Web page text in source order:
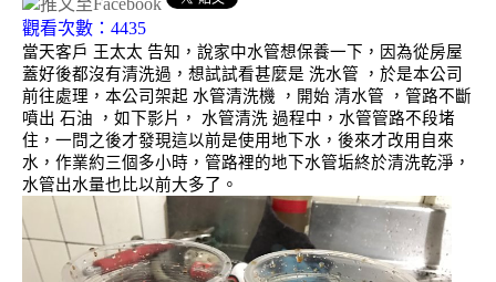
觀看次數：4435
當天客戶 王太太 告知，說家中水管想保養一下，因為從房屋
蓋好後都沒有清洗過，想試試看甚麼是 洗水管 ，於是本公司
前往處理，本公司架起 水管清洗機 ，開始 清水管 ，管路不斷
噴出 石油 ，如下影片， 水管清洗 過程中，水管管路不段堵
住，一問之後才發現這以前是使用地下水，後來才改用自來
水，作業約三個多小時，管路裡的地下水管垢終於清洗乾淨，
水管出水量也比以前大多了。